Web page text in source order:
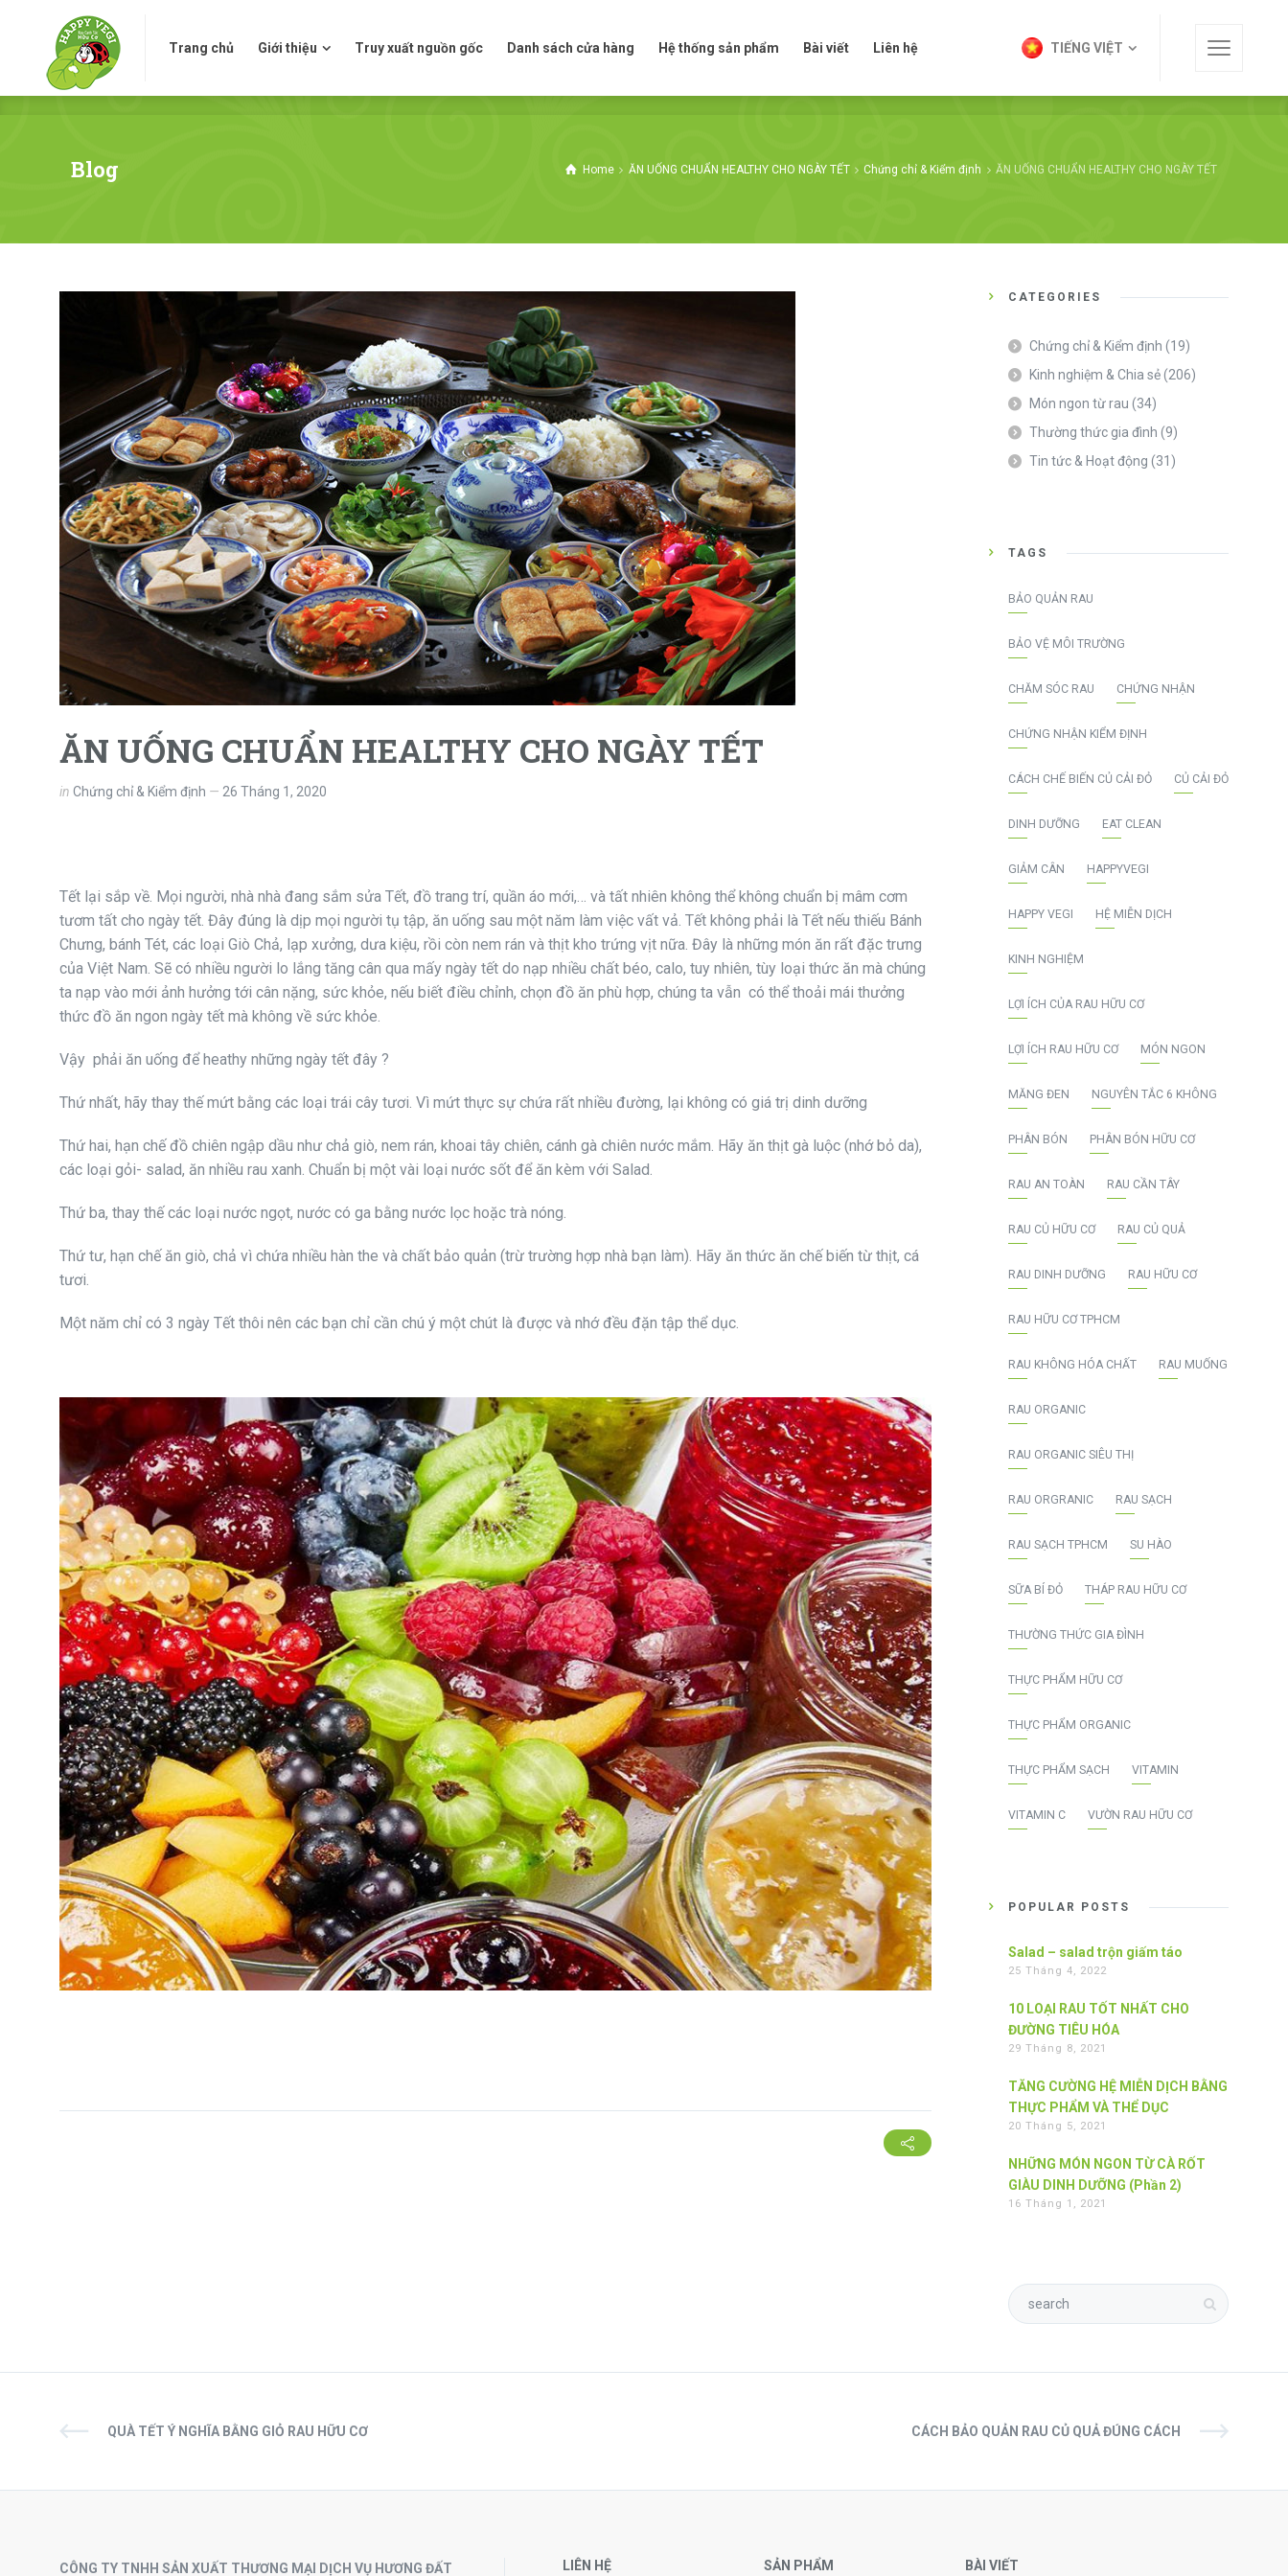
Trang chủ Giới thiệu Truy xuất nguồn gốc Danh sách cửa hàng Hệ thống sản phẩm Bài viết Liên hệ TIẾNG VIỆT
Blog Home ĂN UỐNG CHUẨN HEALTHY CHO NGÀY TẾT Chứng chỉ & Kiểm định ĂN UỐNG CHUẨN HEALTHY CHO NGÀY TẾT
ĂN UỐNG CHUẨN HEALTHY CHO NGÀY TẾT
in Chứng chỉ & Kiểm định 26 Tháng 1, 2020
Tết lại sắp về. Mọi người, nhà nhà đang sắm sửa Tết, đồ trang trí, quần áo mới,… và tất nhiên không thể không chuẩn bị mâm cơm
tươm tất cho ngày tết. Đây đúng là dịp mọi người tụ tập, ăn uống sau một năm làm việc vất vả. Tết không phải là Tết nếu thiếu Bánh
Chưng, bánh Tét, các loại Giò Chả, lạp xưởng, dưa kiệu, rồi còn nem rán và thịt kho trứng vịt nữa. Đây là những món ăn rất đặc trưng
của Việt Nam. Sẽ có nhiều người lo lắng tăng cân qua mấy ngày tết do nạp nhiều chất béo, calo, tuy nhiên, tùy loại thức ăn mà chúng
ta nạp vào mới ảnh hưởng tới cân nặng, sức khỏe, nếu biết điều chỉnh, chọn đồ ăn phù hợp, chúng ta vẫn có thể thoải mái thưởng
thức đồ ăn ngon ngày tết mà không về sức khỏe.
Vậy phải ăn uống để heathy những ngày tết đây ?
Thứ nhất, hãy thay thế mứt bằng các loại trái cây tươi. Vì mứt thực sự chứa rất nhiều đường, lại không có giá trị dinh dưỡng
Thứ hai, hạn chế đồ chiên ngập dầu như chả giò, nem rán, khoai tây chiên, cánh gà chiên nước mắm. Hãy ăn thịt gà luộc (nhớ bỏ da),
các loại gỏi- salad, ăn nhiều rau xanh. Chuẩn bị một vài loại nước sốt để ăn kèm với Salad.
Thứ ba, thay thế các loại nước ngọt, nước có ga bằng nước lọc hoặc trà nóng.
Thứ tư, hạn chế ăn giò, chả vì chứa nhiều hàn the và chất bảo quản (trừ trường hợp nhà bạn làm). Hãy ăn thức ăn chế biến từ thịt, cá
tươi.
Một năm chỉ có 3 ngày Tết thôi nên các bạn chỉ cần chú ý một chút là được và nhớ đều đặn tập thể dục.
CATEGORIES
Chứng chỉ & Kiểm định (19)
Kinh nghiệm & Chia sẻ(206)
Món ngon từ rau (34)
Thường thức gia đình (9)
Tin tức & Hoạt động (31)
TAGS
BẢO QUẢN RAU
BẢO VỆ MÔI TRƯỜNG
CHĂM SÓC RAU CHỨNG NHẬN
CHỨNG NHẬN KIỂM ĐỊNH
CÁCH CHẾ BIẾN CỦ CẢI ĐỎ CỦ CẢI ĐỎ
DINH DƯỠNG EAT CLEAN
GIẢM CÂN HAPPYVEGI
HAPPY VEGI HỆ MIỄN DỊCH
KINH NGHIỆM
LỢI ÍCH CỦA RAU HỮU CƠ
LỢI ÍCH RAU HỮU CƠ MÓN NGON
MĂNG ĐEN NGUYÊN TẮC 6 KHÔNG
PHÂN BÓN PHÂN BÓN HỮU CƠ
RAU AN TOÀN RAU CẦN TÂY
RAU CỦ HỮU CƠ RAU CỦ QUẢ
RAU DINH DƯỠNG RAU HỮU CƠ
RAU HỮU CƠ TPHCM
RAU KHÔNG HÓA CHẤT RAU MUỐNG
RAU ORGANIC
RAU ORGANIC SIÊU THỊ
RAU ORGRANIC RAU SẠCH
RAU SẠCH TPHCM SU HÀO
SỮA BÍ ĐỎ THÁP RAU HỮU CƠ
THƯỜNG THỨC GIA ĐÌNH
THỰC PHẨM HỮU CƠ
THỰC PHẨM ORGANIC
THỰC PHẨM SẠCH VITAMIN
VITAMIN C VƯỜN RAU HỮU CƠ
POPULAR POSTS
Salad – salad trộn giấm táo
25 Tháng 4, 2022
10 LOẠI RAU TỐT NHẤT CHO
ĐƯỜNG TIÊU HÓA
29 Tháng 8, 2021
TĂNG CƯỜNG HỆ MIỄN DỊCH BẰNG
THỰC PHẨM VÀ THỂ DỤC
20 Tháng 5, 2021
NHỮNG MÓN NGON TỪ CÀ RỐT
GIÀU DINH DƯỠNG (Phần 2)
16 Tháng 1, 2021
QUÀ TẾT Ý NGHĨA BẰNG GIỎ RAU HỮU CƠ CÁCH BẢO QUẢN RAU CỦ QUẢ ĐÚNG CÁCH
CÔNG TY TNHH SẢN XUẤT THƯƠNG MẠI DỊCH VỤ HƯƠNG ĐẤT LIÊN HỆ SẢN PHẨM BÀI VIẾT